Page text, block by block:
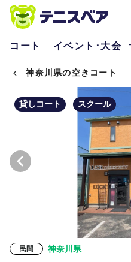
コート イベント･大会
神奈川県の空きコート
貸しコート スクール
民間 神奈川県